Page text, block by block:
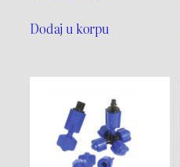
Dodaj u korpu